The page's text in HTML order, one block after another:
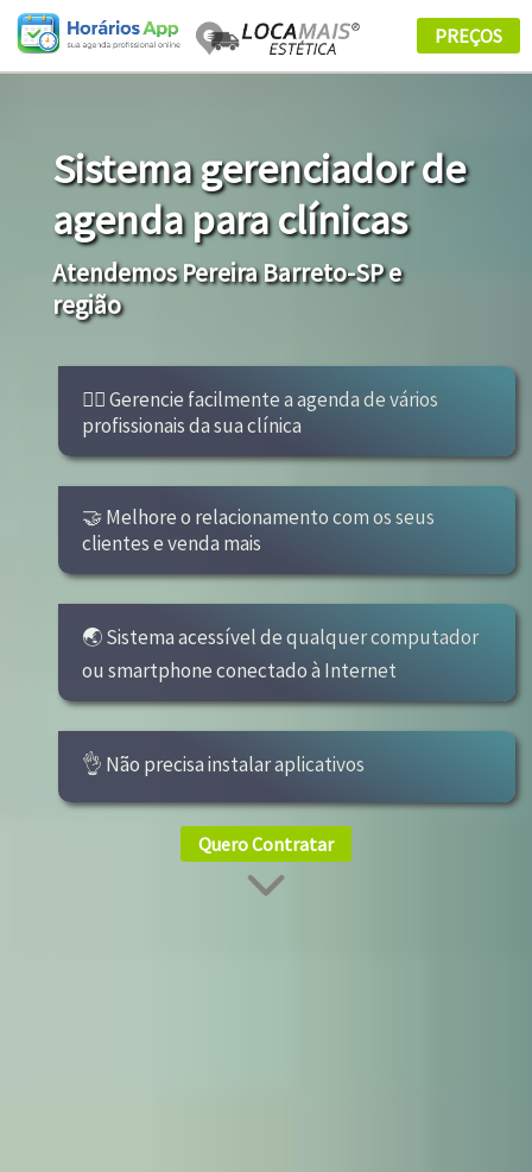
Sistema gerenciador de
agenda para clínicas
Atendemos Pereira Barreto-SP e
região
👩‍⚕ Gerencie facilmente a agenda de vários
profissionais da sua clínica
🤝 Melhore o relacionamento com os seus
clientes e venda mais
🌏 Sistema acessível de qualquer computador
ou smartphone conectado à Internet
👌 Não precisa instalar aplicativos